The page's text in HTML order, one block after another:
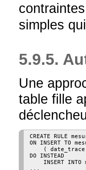
contraintes
simples
5.9.5.
Une
table fille
CREATE RULE
ON INSERT TO
(
DO INSTEAD
INSERT INTO